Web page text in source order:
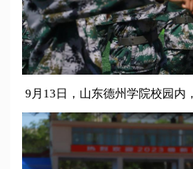
9月13日，山东德州学院校园内